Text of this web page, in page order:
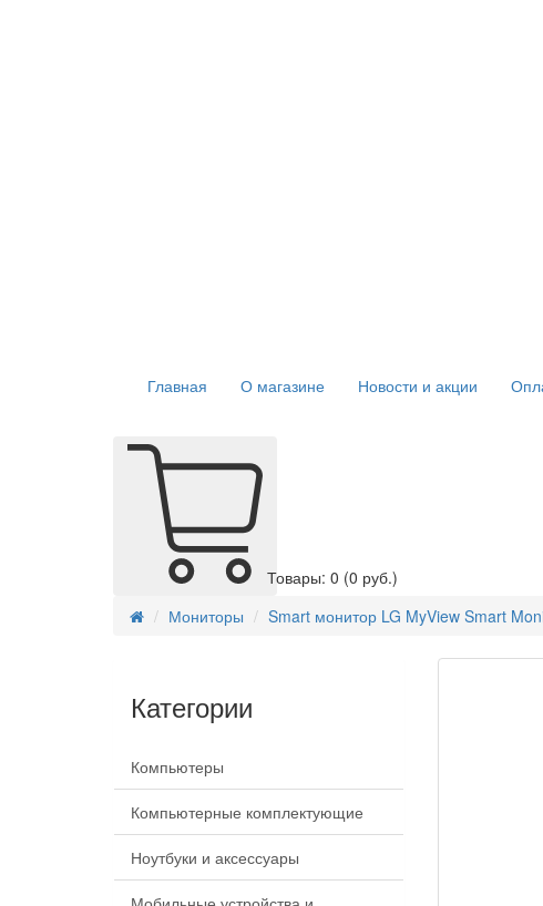
Главная О магазине Новости и акции
Товары: 0 (0 руб.)
Мониторы
Smart монитор LG MyView Smart
Категории
Компьютеры
Компьютерные комплектующие
Ноутбуки и аксессуары